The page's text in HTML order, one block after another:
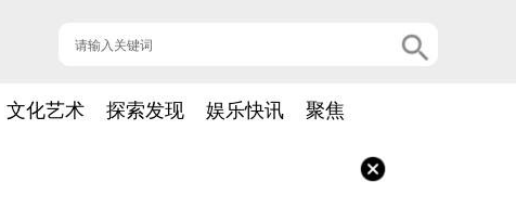
文化艺术 探索发现 娱乐快讯 聚焦